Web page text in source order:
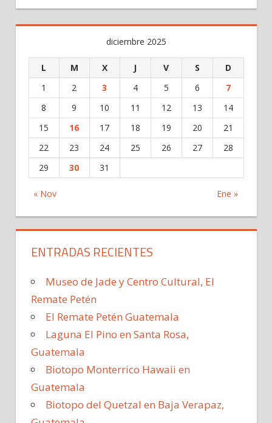
diciembre 2025
L M X J V S D
« Nov Ene »
1 2 3 4 5 6
7
8
9 10 11 12 13
14
15
16 17 18 19 20
21
22
23 24 25 26 27
28
29
30 31
ENTRADAS RECIENTES
Museo de Jade y Centro Cultural, El
Remate Petén
El Remate Petén Guatemala
Laguna El Pino en Santa Rosa,
Guatemala
Biotopo Monterrico Hawaii en
Guatemala
Biotopo del Quetzal en Baja Verapaz,